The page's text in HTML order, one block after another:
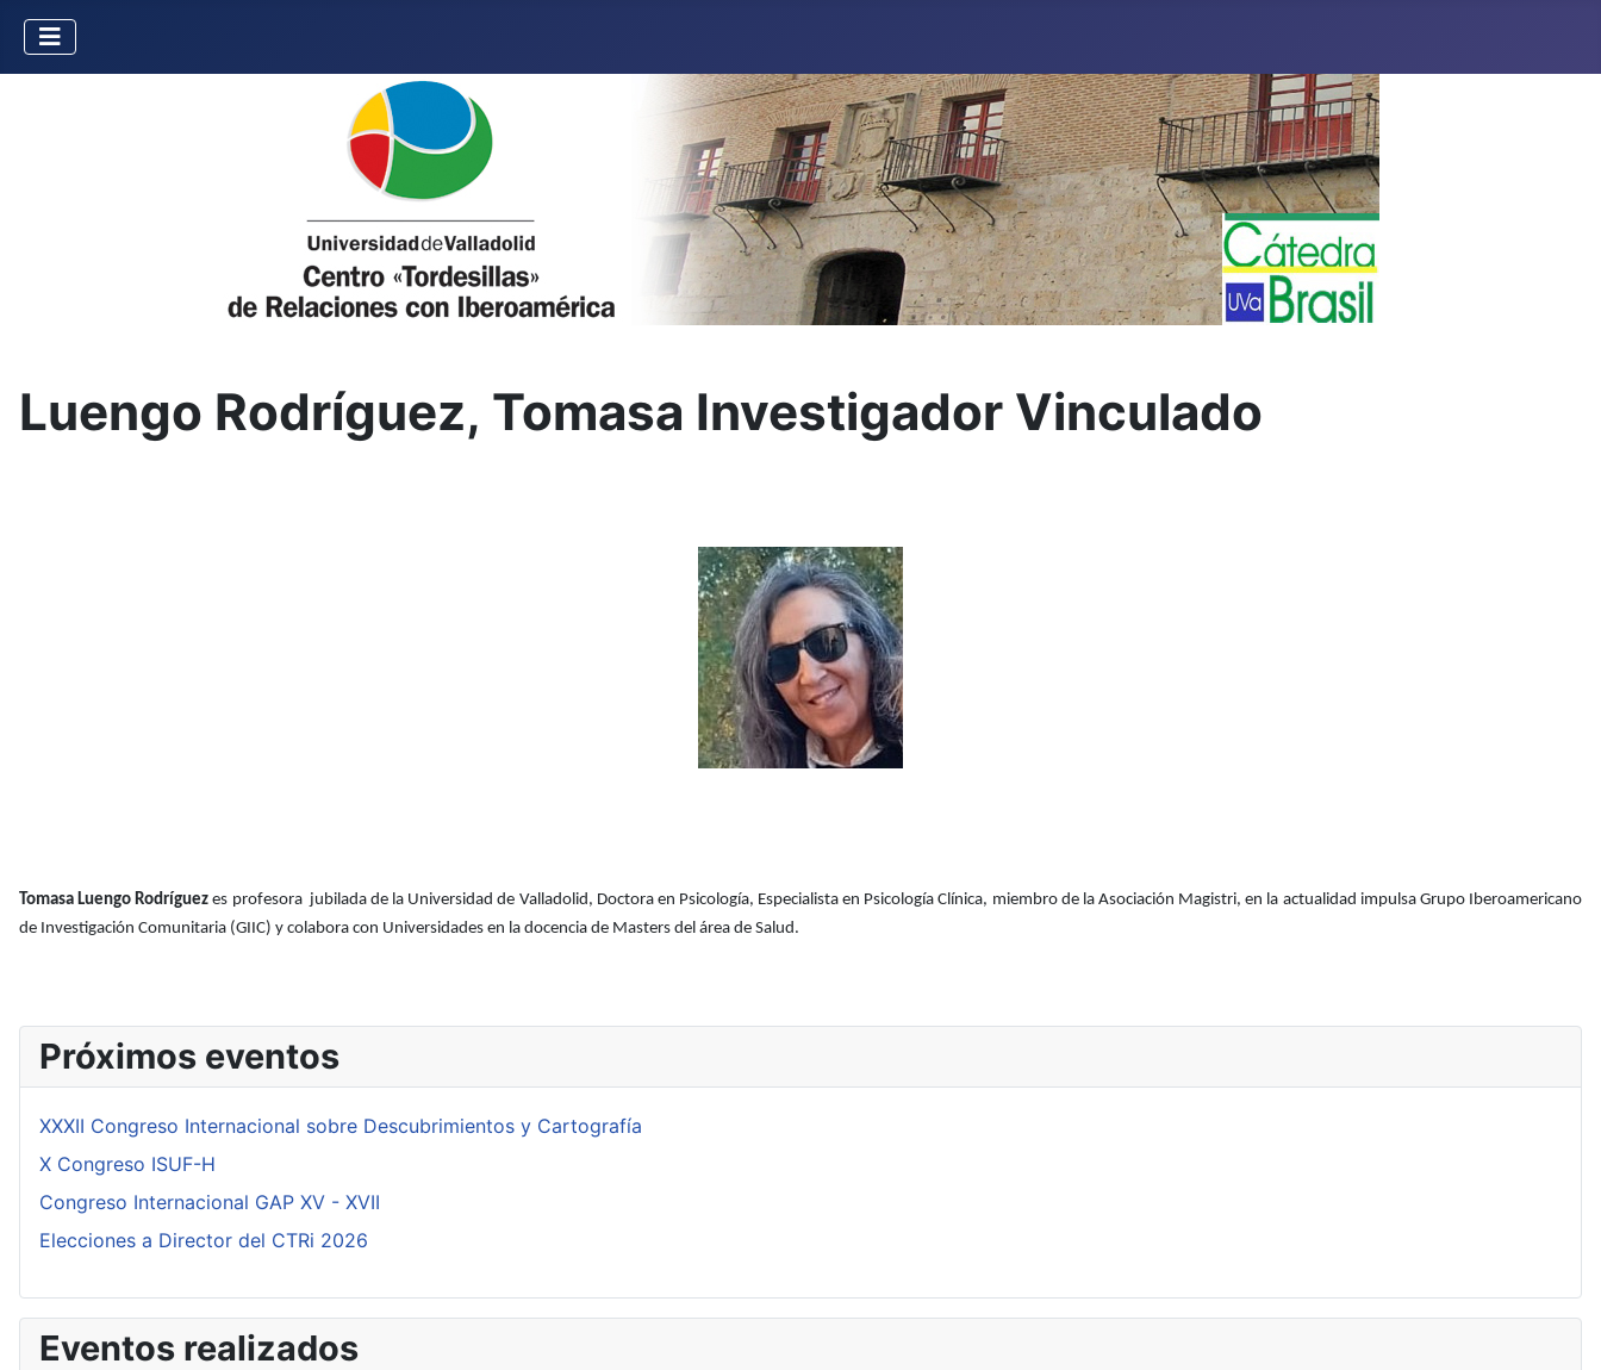
Luengo Rodríguez, Tomasa Investigador Vinculado
Tomasa Luengo Rodríguez es profesora jubilada de la Universidad de Valladolid, Doctora en Psicología, Especialista en Psicología Clínica, miembro de la Asociación Magistri, en la actualidad impulsa Grupo Iberoamericano
de Investigación Comunitaria (GIIC) y colabora con Universidades en la docencia de Masters del área de Salud.
Próximos eventos
XXXII Congreso Internacional sobre Descubrimientos y Cartografía
X Congreso ISUF-H
Congreso Internacional GAP XV - XVII
Elecciones a Director del CTRi 2026
Eventos realizados